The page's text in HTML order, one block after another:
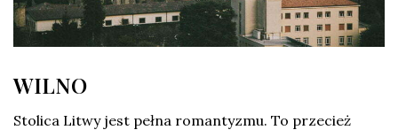
WILNO
Stolica Litwy jest pełna romantyzmu. To przecież